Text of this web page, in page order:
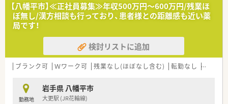
【八幡平市】≪正社員募集≫年収500万円～600万円/残業ほ
ぼ無し/漢方相談も行っており、患者様との距離感も近い薬
局です！
検討リストに追加
ブランク可 Ｗワーク可 残業なし(ほぼなし含む) 転勤なし 車通勤
勤務地
岩手県 八幡平市
大更駅 (JR花輪線)